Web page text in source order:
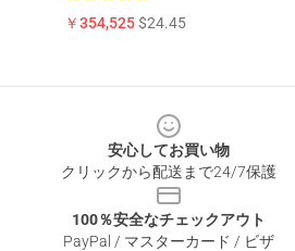
￥354,525$24.45
安心してお買い物
クリックから配送まで24/7保護
100％安全なチェックアウト
PayPal / マスターカード / ビザ